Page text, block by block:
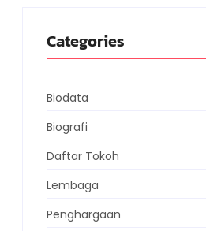
Categories
Biodata
Biografi
Daftar Tokoh
Lembaga
Penghargaan